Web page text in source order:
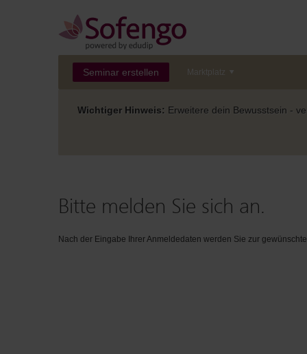
Seminar erstellen Marktplatz
Wichtiger Hinweis: Erweitere dein Bewusstsein -
Bitte melden Sie sich an.
Nach der Eingabe Ihrer Anmeldedaten werden Sie zur